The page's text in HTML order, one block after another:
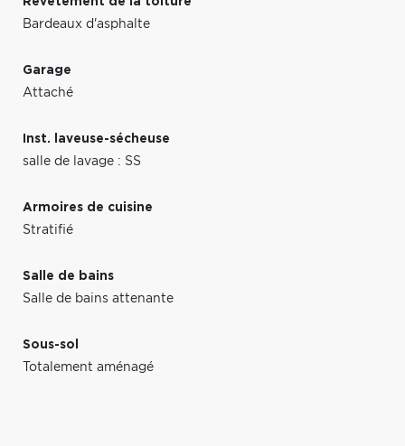
Bardeaux d'asphalte
Garage
Attaché
Inst. laveuse-sécheuse
salle de lavage : SS
Armoires de cuisine
Stratifié
Salle de bains
Salle de bains attenante
Sous-sol
Totalement aménagé